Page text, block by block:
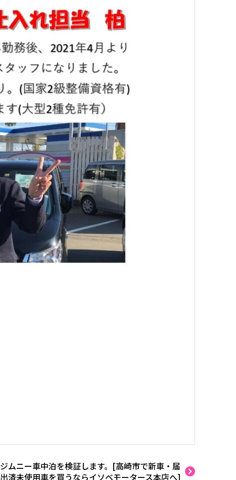
ジムニー車中泊を検証します。[高崎市で新車・届
出済未使用車を買うならイソベモータース本店へ]